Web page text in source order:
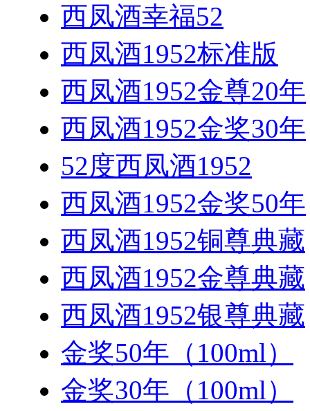
西凤酒幸福52
西凤酒1952标准版
西凤酒1952金尊20年
西凤酒1952金奖30年
52度西凤酒1952
西凤酒1952金奖50年
西凤酒1952铜尊典藏
西凤酒1952金尊典藏
西凤酒1952银尊典藏
金奖50年（100ml）
金奖30年（100ml）